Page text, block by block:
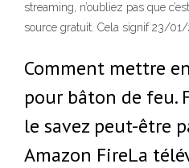
streaming, n’oubliez pas que
source gratuit. Cela signif 23/
Comment mettre
pour bâton de feu.
le savez peut-être
Amazon FireLa